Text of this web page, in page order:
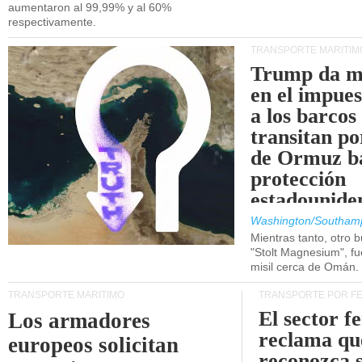
aumentaron al 99,99% y al 60%
respectivamente.
TRANSPORTE
Trump da
en el
a los barcos
transitan
de Ormuz
protección
Washington/
Mientras tanto, otro
"Stolt Magnesium",
misil cerca de Omán.
TRANSPORTE MARÍTIMO
Los armadores
europeos solicitan
TRANSPORTE POR
El sector
reclama